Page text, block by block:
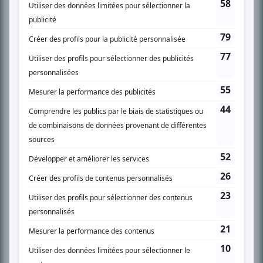
SUR LE RÉSEAU BIZZ MÉDIA
PLAN DU SITE
Accueil
Liste des oeuvres
Recherche avancée
À propos
Nous contacter
Termes et conditions
Politique de confidentialité
Gestion du consentement